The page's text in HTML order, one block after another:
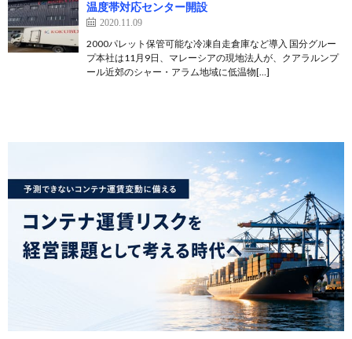
温度帯対応センター開設
2020.11.09
2000パレット保管可能な冷凍自走倉庫など導入 国分グルー
プ本社は11月9日、マレーシアの現地法人が、クアラルンプ
ール近郊のシャー・アラム地域に低温物[…]